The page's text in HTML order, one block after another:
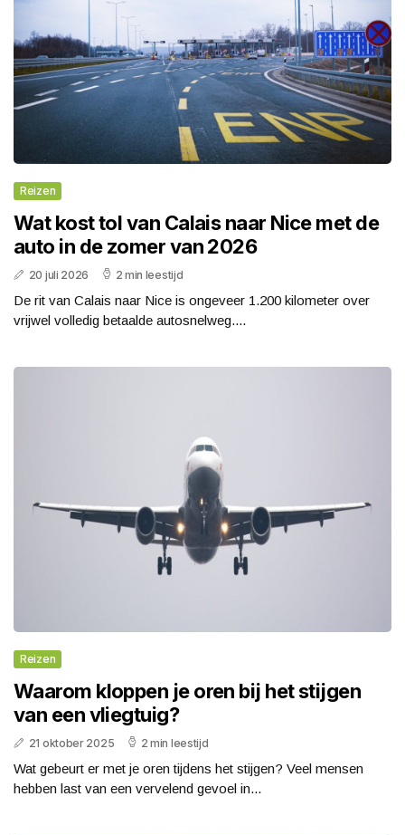
Reizen
Wat kost tol van Calais naar Nice met de
auto in de zomer van 2026
20 juli 2026 2 min leestijd
De rit van Calais naar Nice is ongeveer 1.200 kilometer over
vrijwel volledig betaalde autosnelweg....
Reizen
Waarom kloppen je oren bij het stijgen
van een vliegtuig?
21 oktober 2025 2 min leestijd
Wat gebeurt er met je oren tijdens het stijgen? Veel mensen
hebben last van een vervelend gevoel in...